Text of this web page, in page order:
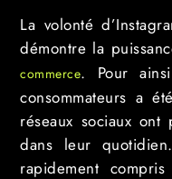
La volonté
démontre la
commerce. Pour
consommateurs a
réseaux sociaux
dans leur
rapidement